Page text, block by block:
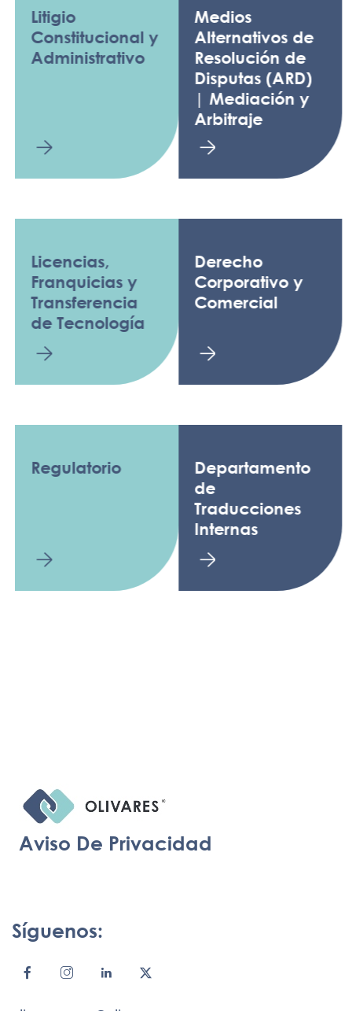
Litigio
Constitucional y
Administrativo
Medios
Alternativos de
Resolución de
Disputas (ARD)
| Mediación y
Arbitraje
Licencias,
Franquicias y
Transferencia
de Tecnología
Derecho
Corporativo y
Comercial
Regulatorio
Departamento
de
Traducciones
Internas
Aviso De Privacidad
Síguenos: